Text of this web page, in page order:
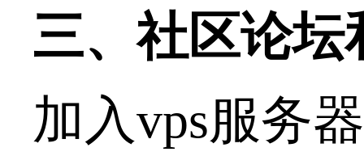
三、社区论坛
加入vps服务